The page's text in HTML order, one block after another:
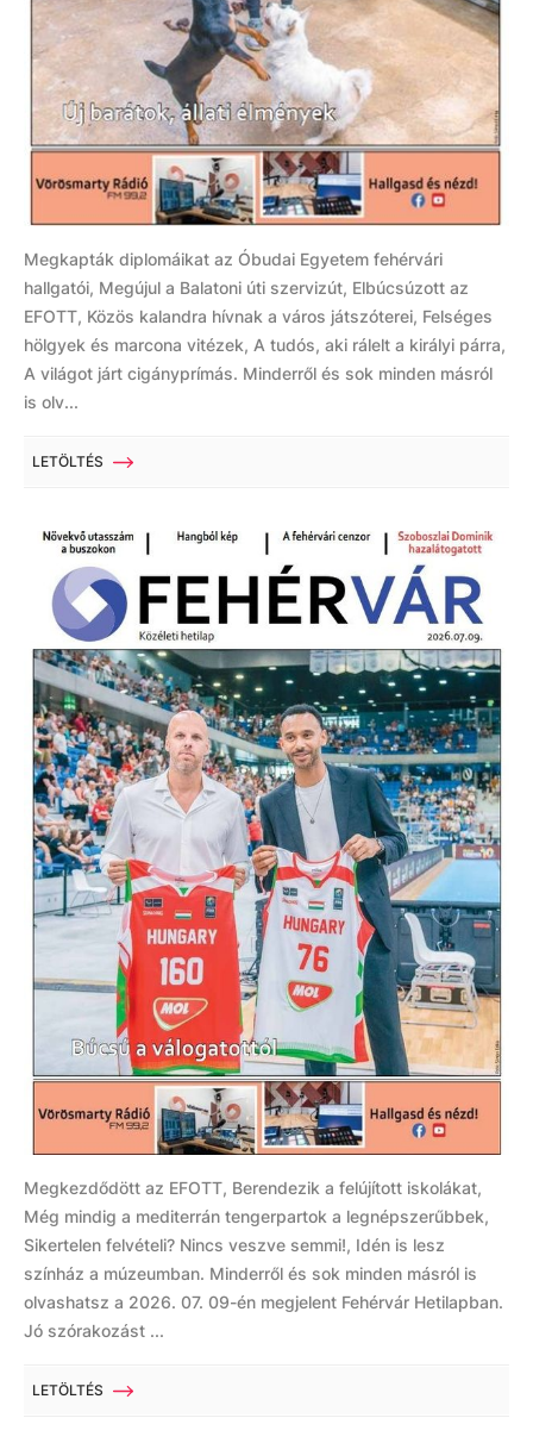
Megkapták diplomáikat az Óbudai Egyetem fehérvári
hallgatói, Megújul a Balatoni úti szervizút, Elbúcsúzott az
EFOTT, Közös kalandra hívnak a város játszóterei, Felséges
hölgyek és marcona vitézek, A tudós, aki rálelt a királyi párra,
A világot járt cigányprímás. Minderről és sok minden másról
is olv...
LETÖLTÉS
Megkezdődött az EFOTT, Berendezik a felújított iskolákat,
Még mindig a mediterrán tengerpartok a legnépszerűbbek,
Sikertelen felvételi? Nincs veszve semmi!, Idén is lesz
színház a múzeumban. Minderről és sok minden másról is
olvashatsz a 2026. 07. 09-én megjelent Fehérvár Hetilapban.
Jó szórakozást ...
LETÖLTÉS